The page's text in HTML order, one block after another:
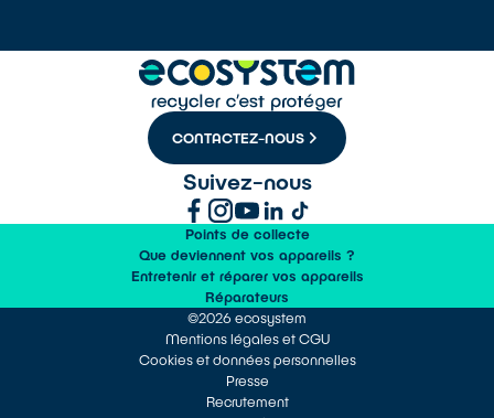
CONTACTEZ-NOUS
Suivez-nous
Points de collecte
Que deviennent vos appareils ?
Entretenir et réparer vos appareils
Réparateurs
©2026 ecosystem
Mentions légales et CGU
Cookies et données personnelles
Presse
Recrutement